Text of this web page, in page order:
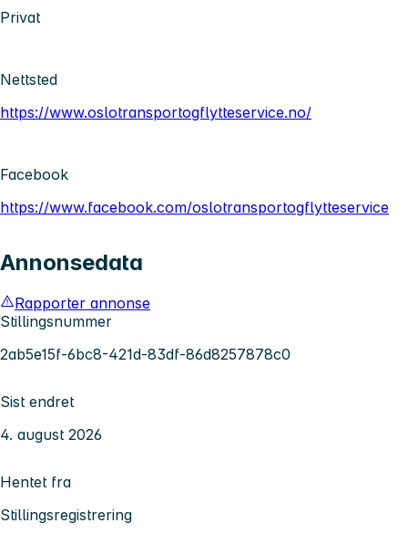
Privat
Nettsted
https://www.oslotransportogflytteservice.no/
Facebook
https://www.facebook.com/oslotransportogflytteservice
Annonsedata
Rapporter annonse
Stillingsnummer
2ab5e15f-6bc8-421d-83df-86d8257878c0
Sist endret
4. august 2026
Hentet fra
Stillingsregistrering